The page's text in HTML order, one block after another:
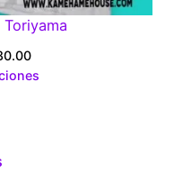
Price
range: